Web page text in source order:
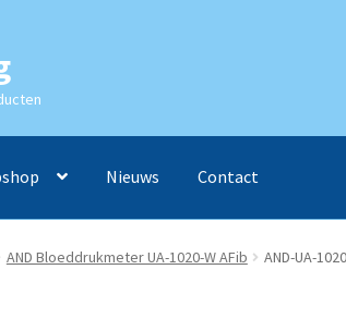
Nieuws Contact
AND Bloeddrukmeter UA-1020-W AFib AND-UA-